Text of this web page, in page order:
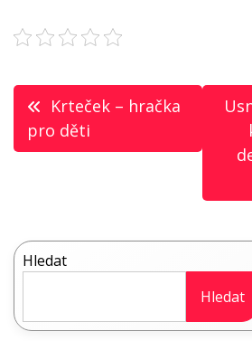
Navigace
pro
Krteček – hračka
pro děti
Hledat
Hledat